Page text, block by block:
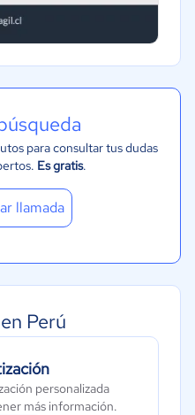
para consultar tus dudas
Es gratis.
llamada
Perú
personalizada
más información.